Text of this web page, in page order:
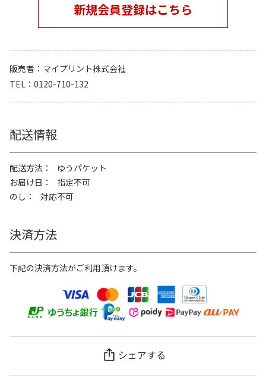
新規会員登録はこちら
販売者
マイプリント株式会社
TEL
0120-710-132
配送情報
配送方法
ゆうパケット
お届け日
指定不可
のし
対応不可
決済方法
下記の決済方法がご利用頂けます。
シェアする